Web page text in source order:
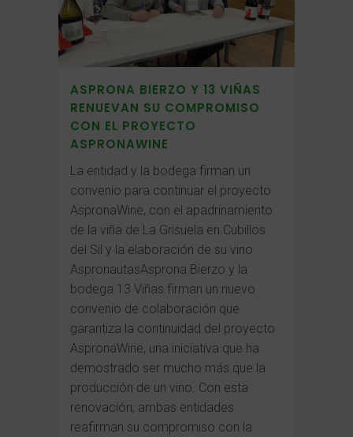
ASPRONA BIERZO Y 13 VIÑAS
RENUEVAN SU COMPROMISO
CON EL PROYECTO
ASPRONAWINE
La entidad y la bodega firman un
convenio para continuar el proyecto
AspronaWine, con el apadrinamiento
de la viña de La Grisuela en Cubillos
del Sil y la elaboración de su vino
AspronautasAsprona Bierzo y la
bodega 13 Viñas firman un nuevo
convenio de colaboración que
garantiza la continuidad del proyecto
AspronaWine, una iniciativa que ha
demostrado ser mucho más que la
producción de un vino. Con esta
renovación, ambas entidades
reafirman su compromiso con la